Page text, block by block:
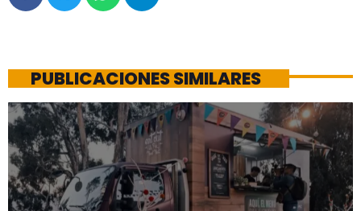
PUBLICACIONES SIMILARES